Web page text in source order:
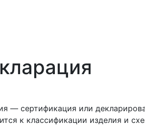
— сертификация или
к классификации изделия и